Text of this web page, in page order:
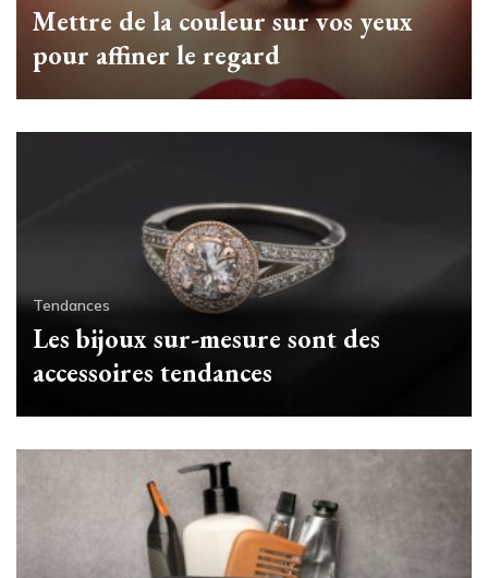
Mettre de la couleur sur vos yeux
pour affiner le regard
Tendances
Les bijoux sur-mesure sont des
accessoires tendances